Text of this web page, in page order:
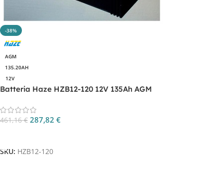
-38%
AGM
135.20AH
12V
Batteria Haze HZB12-120 12V 135Ah AGM
461,16€ 287,82 €
SKU: HZB12-120